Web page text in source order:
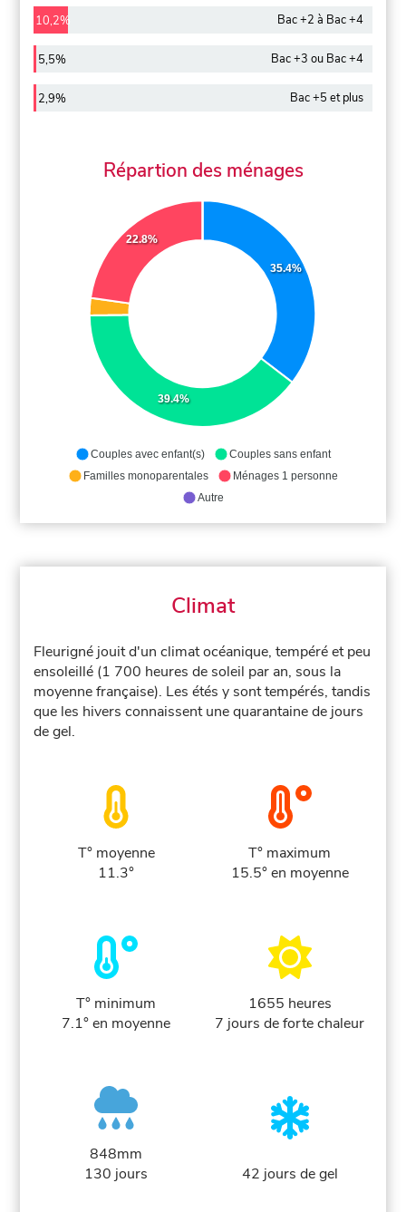
10,2% Bac +2 à Bac +4
5,5% Bac +3 ou Bac +4
2,9% Bac +5 et plus
Répartion des ménages
35.4%
39.4%
22.8%
Couples avec enfant(s)
Couples sans enfant
Familles monoparentales
Ménages 1 personne
Autre
Climat
Fleurigné jouit d'un climat océanique, tempéré et peu
ensoleillé (1 700 heures de soleil par an, sous la
moyenne française). Les étés y sont tempérés, tandis
que les hivers connaissent une quarantaine de jours
de gel.
T° moyenne
11.3°
T° maximum
15.5° en moyenne
T° minimum
7.1° en moyenne
1655 heures
7 jours de forte chaleur
848mm
130 jours
42 jours de gel